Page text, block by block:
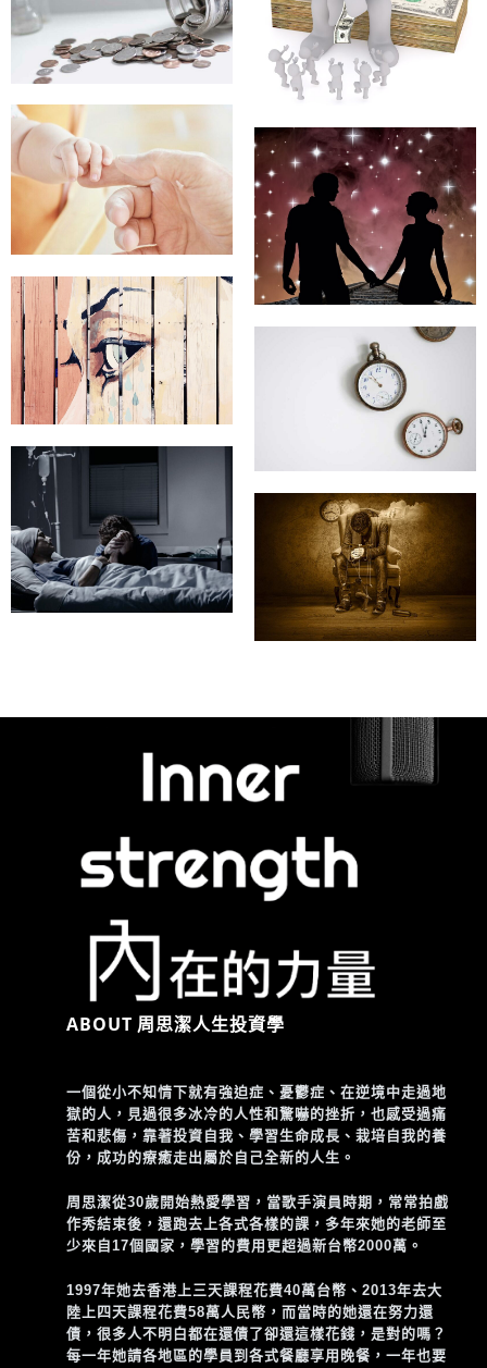
ABOUT 周思潔人生投資學
一個從小不知情下就有強迫症、憂鬱症、在逆境中走過地
獄的人，見過很多冰冷的人性和驚嚇的挫折，也感受過痛
苦和悲傷，靠著投資自我、學習生命成長、栽培自我的養
份，成功的療癒走出屬於自己全新的人生。
周思潔從30歲開始熱愛學習，當歌手演員時期，常常拍戲
作秀結束後，還跑去上各式各樣的課，多年來她的老師至
少來自17個國家，學習的費用更超過新台幣2000萬。
1997年她去香港上三天課程花費40萬台幣、2013年去大
陸上四天課程花費58萬人民幣，而當時的她還在努力還
債，很多人不明白都在還債了卻還這樣花錢，是對的嗎？
每一年她請各地區的學員到各式餐廳享用晚餐，一年也要